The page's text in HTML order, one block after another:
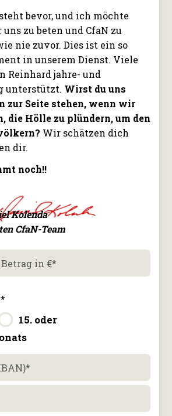
bevor, und ich möchte
zu beten und CfaN zu
nie zuvor. Dies ist ein so
in unserem Dienst. Viele
Reinhard jahre- und
unterstützt. Wirst du uns
zur Seite stehen, wenn wir
die Hölle zu plündern, um den
Wir schätzen dich
dir.
noch!!
Kolenda
CfaN-Team
in €*
*
15. oder
*